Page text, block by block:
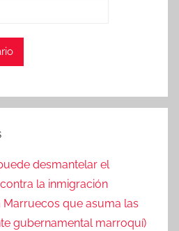
desmantelar el
la inmigración
que asuma las
gubernamental marroquí)